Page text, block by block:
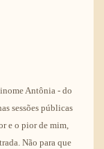
Antônia - do
sessões públicas
e o pior de mim,
Não para que